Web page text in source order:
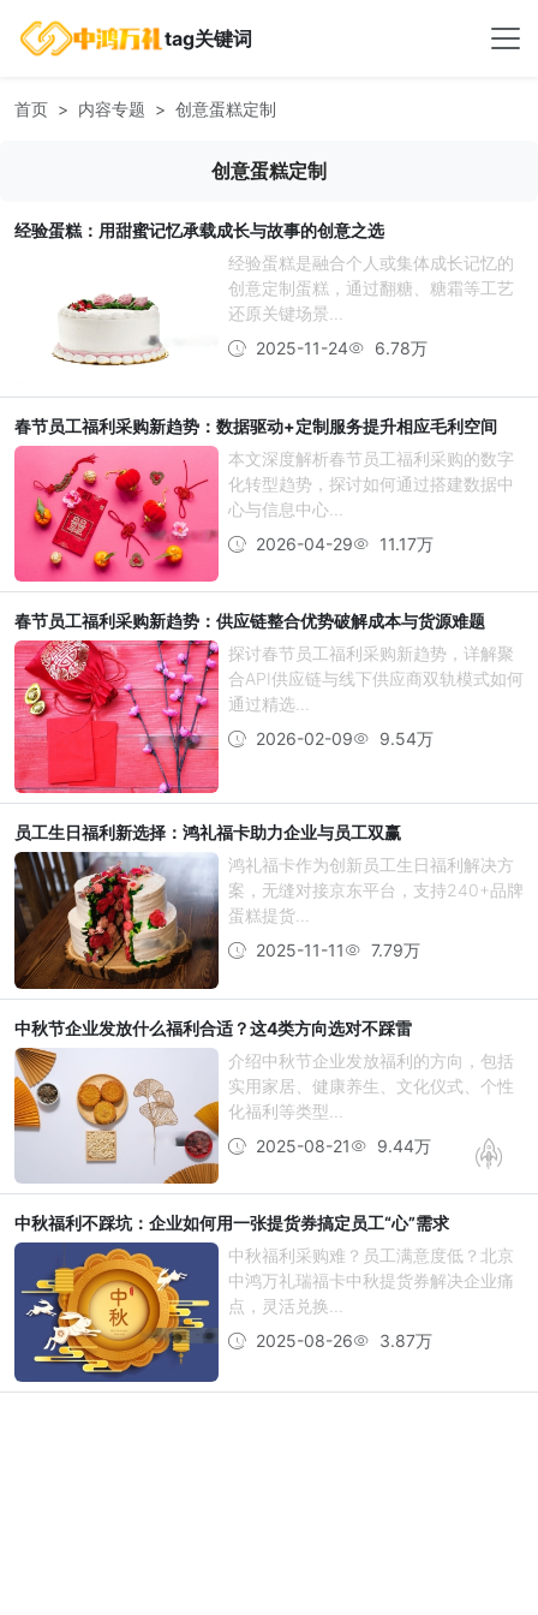
tag关键词
首页 内容专题 创意蛋糕定制
创意蛋糕定制
经验蛋糕：用甜蜜记忆承载成长与故事的创意之选
经验蛋糕是融合个人或集体成长记忆的
创意定制蛋糕，通过翻糖、糖霜等工艺
还原关键场景...
2025-11-24
6.78万
春节员工福利采购新趋势：数据驱动+定制服务提升相应毛利空间
本文深度解析春节员工福利采购的数字
化转型趋势，探讨如何通过搭建数据中
心与信息中心...
2026-04-29
11.17万
春节员工福利采购新趋势：供应链整合优势破解成本与货源难题
探讨春节员工福利采购新趋势，详解聚
合API供应链与线下供应商双轨模式如何
通过精选...
2026-02-09
9.54万
员工生日福利新选择：鸿礼福卡助力企业与员工双赢
鸿礼福卡作为创新员工生日福利解决方
案，无缝对接京东平台，支持240+品牌
蛋糕提货...
2025-11-11
7.79万
中秋节企业发放什么福利合适？这4类方向选对不踩雷
介绍中秋节企业发放福利的方向，包括
实用家居、健康养生、文化仪式、个性
化福利等类型...
2025-08-21
9.44万
中秋福利不踩坑：企业如何用一张提货券搞定员工“心”需求
中秋福利采购难？员工满意度低？北京
中鸿万礼瑞福卡中秋提货券解决企业痛
点，灵活兑换...
2025-08-26
3.87万